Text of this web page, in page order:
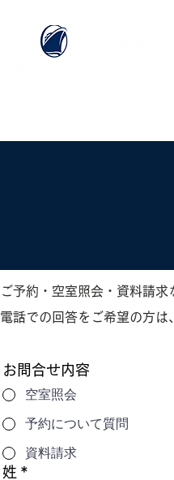
ご予約・空室照会・資料請求
電話での回答をご希望の方は
お問合せ内容
空室照会
予約について質問
資料請求
姓 *